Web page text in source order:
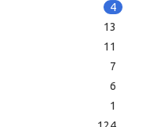
4
13
11
7
6
1